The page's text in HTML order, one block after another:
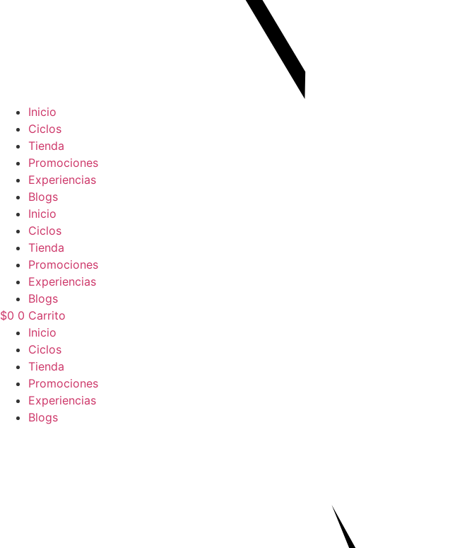
Inicio
Ciclos
Tienda
Promociones
Experiencias
Blogs
Inicio
Ciclos
Tienda
Promociones
Experiencias
Blogs
$0 0 Carrito
Inicio
Ciclos
Tienda
Promociones
Experiencias
Blogs